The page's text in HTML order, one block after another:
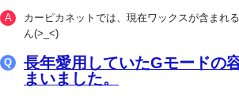
カーピカネットでは、現在ワックスが含まれ
ん(>_<)
長年愛用していたGモードの
まいました。